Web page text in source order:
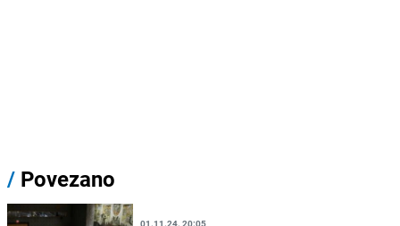
/ Povezano
01.11.24. 20:05